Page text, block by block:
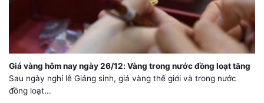
Giá vàng hôm nay ngày 26/12: Vàng trong nước đồng loạt tăng
Sau ngày nghỉ lễ Giáng sinh, giá vàng thế giới và trong nước
đồng loạt...